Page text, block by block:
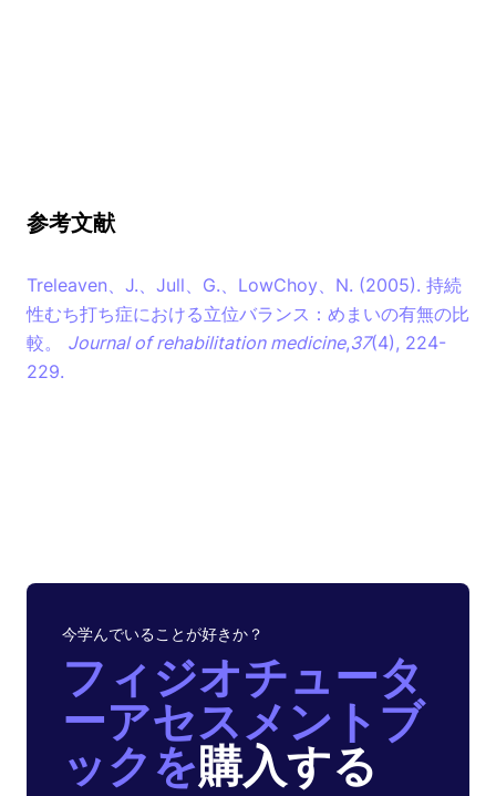
参考文献
Treleaven、J.、Jull、G.、LowChoy、N. (2005). 持続
性むち打ち症における立位バランス：めまいの有無の比
較。 Journal of rehabilitation medicine,37(4), 224-
229.
今学んでいることが好きか？
フィジオチュータ
ーアセスメントブ
ックを購入する